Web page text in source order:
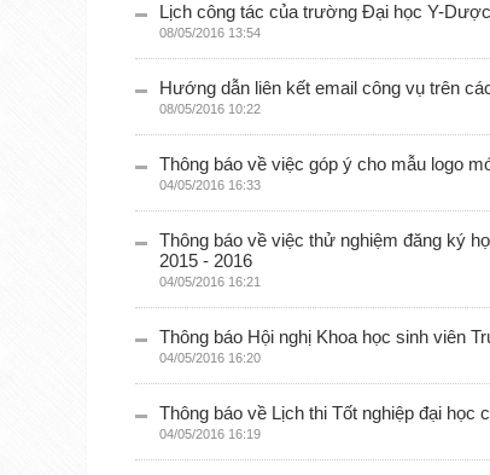
Lịch công tác của trường Đại học Y-
08/05/2016 13:54
Hướng dẫn liên kết email công vụ trên
08/05/2016 10:22
Thông báo về việc góp ý cho mẫu logo
04/05/2016 16:33
Thông báo về việc thử nghiệm đăng ký
2015 - 2016
04/05/2016 16:21
Thông báo Hội nghị Khoa học sinh viên
04/05/2016 16:20
Thông báo về Lịch thi Tốt nghiệp đại học
04/05/2016 16:19